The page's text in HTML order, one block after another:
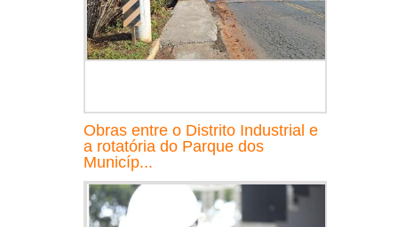
Obras entre o Distrito Industrial e
a rotatória do Parque dos
Municíp...